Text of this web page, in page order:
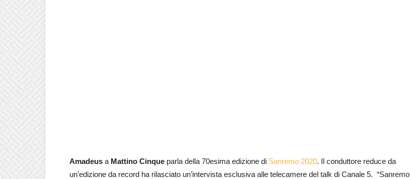
Amadeus a Mattino Cinque parla della 70esima edizione di Sanremo 2020. Il conduttore reduce da
un’edizione da record ha rilasciato un’intervista esclusiva alle telecamere del talk di Canale 5. “Sanremo